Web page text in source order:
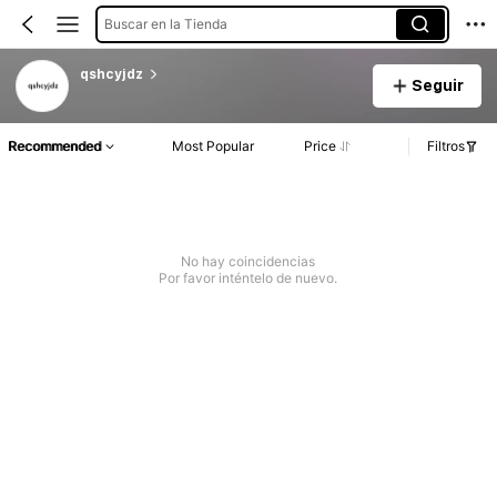
Buscar en la Tienda
qshcyjdz
Seguir
Recommended Most Popular Price Filtros
No hay coincidencias
Por favor inténtelo de nuevo.